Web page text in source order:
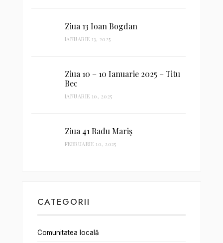
Ziua 13 Ioan Bogdan
IANUARIE 13, 2025
Ziua 10 – 10 Ianuarie 2025 – Titu
Bec
IANUARIE 10, 2025
Ziua 41 Radu Mariș
FEBRUARIE 10, 2025
CATEGORII
Comunitatea locală